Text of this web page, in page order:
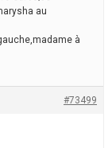
au
à
#73499